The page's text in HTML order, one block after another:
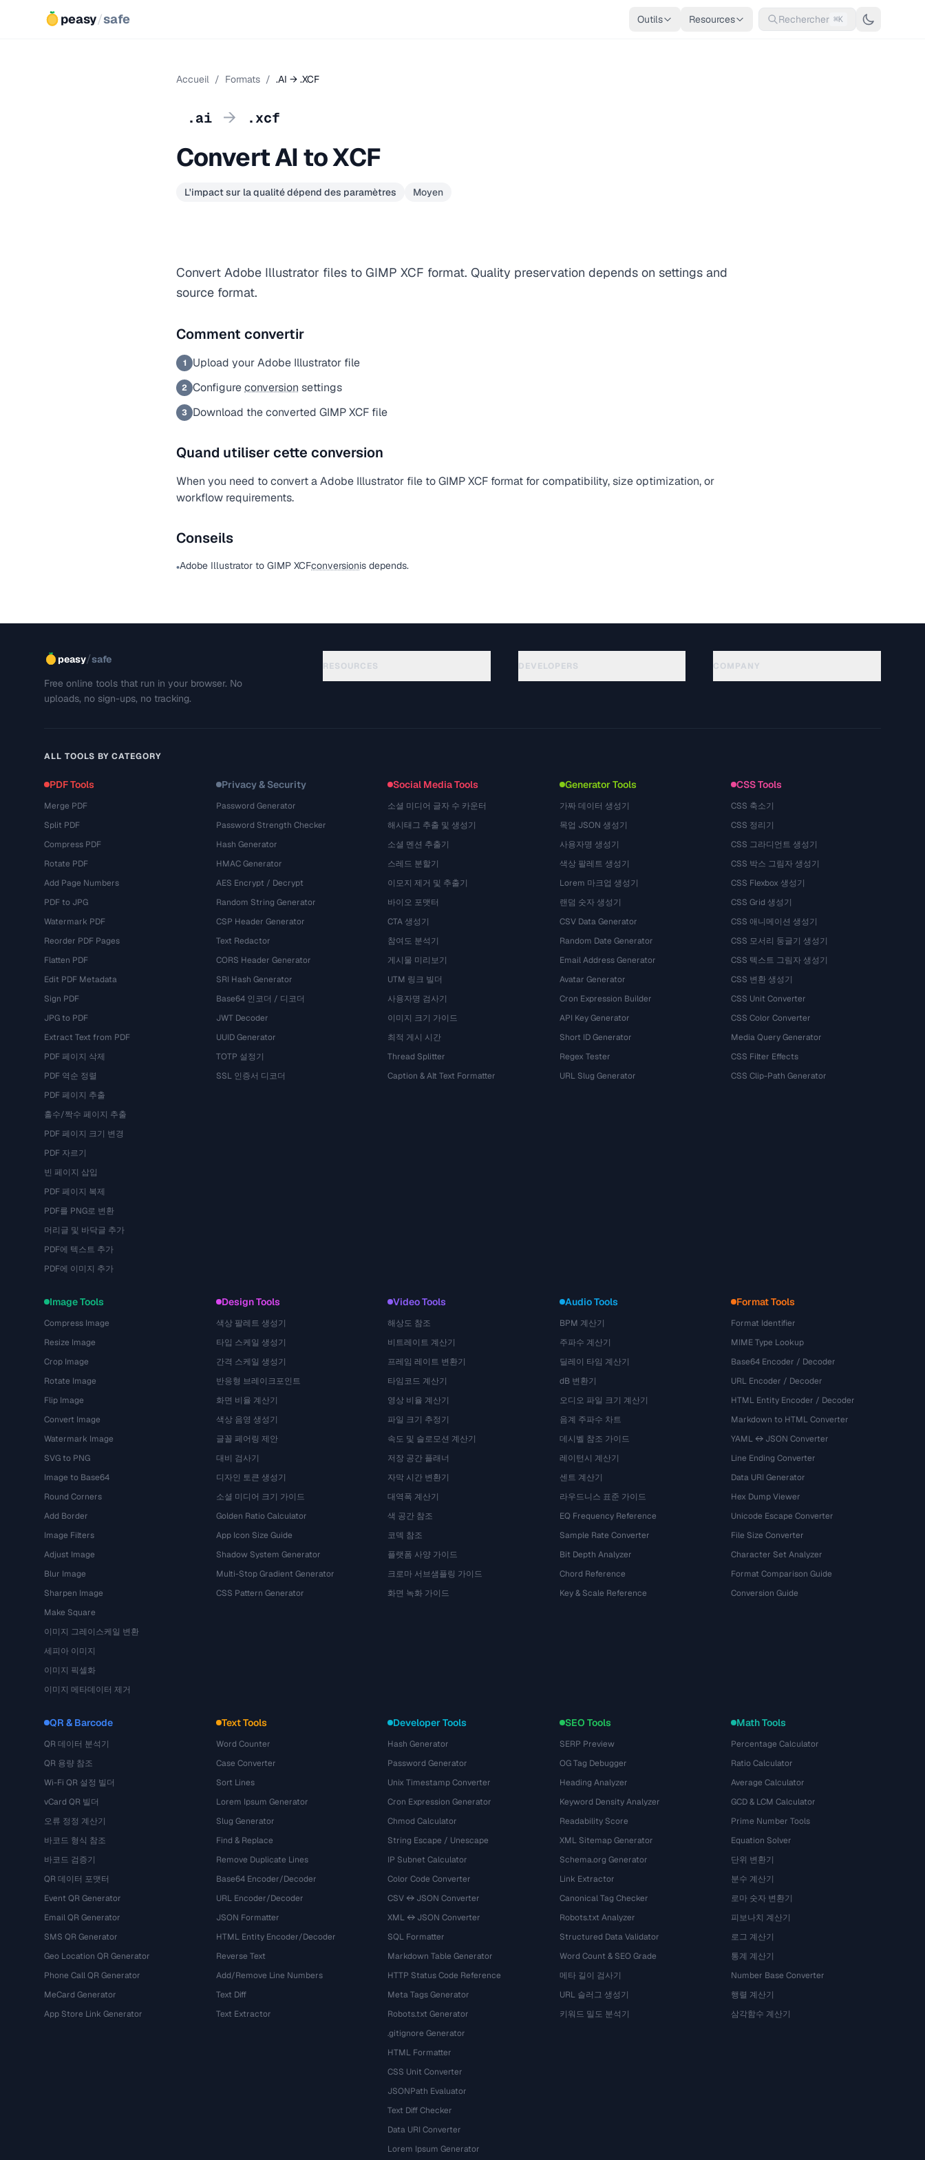
peasy/safe Outils Resources Rechercher ⌘K
Accueil / Formats / .AI → .XCF
.ai → .xcf
Convert AI to XCF
L'impact sur la qualité dépend des paramètres Moyen
Convert Adobe Illustrator files to GIMP XCF format. Quality preservation depends on settings and
source format.
Comment convertir
1 Upload your Adobe Illustrator file
2 Configureconversion settings
3 Download the converted GIMP XCF file
Quand utiliser cette conversion
When you need to convert a Adobe Illustrator file to GIMP XCF format for compatibility, size optimization, or
workflow requirements.
Conseils
•Adobe Illustrator to GIMP XCFconversionis depends.
peasy/safe
Free online tools that run in your browser. No
uploads, no sign-ups, no tracking.
RESOURCES DEVELOPERS COMPANY
ALL TOOLS BY CATEGORY
PDF Tools
Merge PDF
Split PDF
Compress PDF
Rotate PDF
Add Page Numbers
PDF to JPG
Watermark PDF
Reorder PDF Pages
Flatten PDF
Edit PDF Metadata
Sign PDF
JPG to PDF
Extract Text from PDF
PDF 페이지 삭제
PDF 역순 정렬
PDF 페이지 추출
홀수/짝수 페이지 추출
PDF 페이지 크기 변경
PDF 자르기
빈 페이지 삽입
PDF 페이지 복제
PDF를 PNG로 변환
머리글 및 바닥글 추가
PDF에 텍스트 추가
PDF에 이미지 추가
Privacy & Security
Password Generator
Password Strength Checker
Hash Generator
HMAC Generator
AES Encrypt / Decrypt
Random String Generator
CSP Header Generator
Text Redactor
CORS Header Generator
SRI Hash Generator
Base64 인코더 / 디코더
JWT Decoder
UUID Generator
TOTP 설정기
SSL 인증서 디코더
Social Media Tools
소셜 미디어 글자 수 카운터
해시태그 추출 및 생성기
소셜 멘션 추출기
스레드 분할기
이모지 제거 및 추출기
바이오 포맷터
CTA 생성기
참여도 분석기
게시물 미리보기
UTM 링크 빌더
사용자명 검사기
이미지 크기 가이드
최적 게시 시간
Thread Splitter
Caption & Alt Text Formatter
Generator Tools
가짜 데이터 생성기
목업 JSON 생성기
사용자명 생성기
색상 팔레트 생성기
Lorem 마크업 생성기
랜덤 숫자 생성기
CSV Data Generator
Random Date Generator
Email Address Generator
Avatar Generator
Cron Expression Builder
API Key Generator
Short ID Generator
Regex Tester
URL Slug Generator
CSS Tools
CSS 축소기
CSS 정리기
CSS 그라디언트 생성기
CSS 박스 그림자 생성기
CSS Flexbox 생성기
CSS Grid 생성기
CSS 애니메이션 생성기
CSS 모서리 둥글기 생성기
CSS 텍스트 그림자 생성기
CSS 변환 생성기
CSS Unit Converter
CSS Color Converter
Media Query Generator
CSS Filter Effects
CSS Clip-Path Generator
Image Tools
Compress Image
Resize Image
Crop Image
Rotate Image
Flip Image
Convert Image
Watermark Image
SVG to PNG
Image to Base64
Round Corners
Add Border
Image Filters
Adjust Image
Blur Image
Sharpen Image
Make Square
이미지 그레이스케일 변환
세피아 이미지
이미지 픽셀화
이미지 메타데이터 제거
Design Tools
색상 팔레트 생성기
타입 스케일 생성기
간격 스케일 생성기
반응형 브레이크포인트
화면 비율 계산기
색상 음영 생성기
글꼴 페어링 제안
대비 검사기
디자인 토큰 생성기
소셜 미디어 크기 가이드
Golden Ratio Calculator
App Icon Size Guide
Shadow System Generator
Multi-Stop Gradient Generator
CSS Pattern Generator
Video Tools
해상도 참조
비트레이트 계산기
프레임 레이트 변환기
타임코드 계산기
영상 비율 계산기
파일 크기 추정기
속도 및 슬로모션 계산기
저장 공간 플래너
자막 시간 변환기
대역폭 계산기
색 공간 참조
코덱 참조
플랫폼 사양 가이드
크로마 서브샘플링 가이드
화면 녹화 가이드
Audio Tools
BPM 계산기
주파수 계산기
딜레이 타임 계산기
dB 변환기
오디오 파일 크기 계산기
음계 주파수 차트
데시벨 참조 가이드
레이턴시 계산기
센트 계산기
라우드니스 표준 가이드
EQ Frequency Reference
Sample Rate Converter
Bit Depth Analyzer
Chord Reference
Key & Scale Reference
Format Tools
Format Identifier
MIME Type Lookup
Base64 Encoder / Decoder
URL Encoder / Decoder
HTML Entity Encoder / Decoder
Markdown to HTML Converter
YAML ↔ JSON Converter
Line Ending Converter
Data URI Generator
Hex Dump Viewer
Unicode Escape Converter
File Size Converter
Character Set Analyzer
Format Comparison Guide
Conversion Guide
QR & Barcode
QR 데이터 분석기
QR 용량 참조
Wi-Fi QR 설정 빌더
vCard QR 빌더
오류 정정 계산기
바코드 형식 참조
바코드 검증기
QR 데이터 포맷터
Event QR Generator
Email QR Generator
SMS QR Generator
Geo Location QR Generator
Phone Call QR Generator
MeCard Generator
App Store Link Generator
Text Tools
Word Counter
Case Converter
Sort Lines
Lorem Ipsum Generator
Slug Generator
Find & Replace
Remove Duplicate Lines
Base64 Encoder/Decoder
URL Encoder/Decoder
JSON Formatter
HTML Entity Encoder/Decoder
Reverse Text
Add/Remove Line Numbers
Text Diff
Text Extractor
Developer Tools
Hash Generator
Password Generator
Unix Timestamp Converter
Cron Expression Generator
Chmod Calculator
String Escape / Unescape
IP Subnet Calculator
Color Code Converter
CSV ↔ JSON Converter
XML ↔ JSON Converter
SQL Formatter
Markdown Table Generator
HTTP Status Code Reference
Meta Tags Generator
Robots.txt Generator
.gitignore Generator
HTML Formatter
CSS Unit Converter
JSONPath Evaluator
Text Diff Checker
Data URI Converter
Lorem Ipsum Generator
SEO Tools
SERP Preview
OG Tag Debugger
Heading Analyzer
Keyword Density Analyzer
Readability Score
XML Sitemap Generator
Schema.org Generator
Link Extractor
Canonical Tag Checker
Robots.txt Analyzer
Structured Data Validator
Word Count & SEO Grade
메타 길이 검사기
URL 슬러그 생성기
키워드 밀도 분석기
Math Tools
Percentage Calculator
Ratio Calculator
Average Calculator
GCD & LCM Calculator
Prime Number Tools
Equation Solver
단위 변환기
분수 계산기
로마 숫자 변환기
피보나치 계산기
로그 계산기
통계 계산기
Number Base Converter
행렬 계산기
삼각함수 계산기